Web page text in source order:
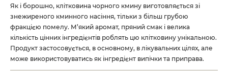
Як і борошно, клітковина чорного кмину виготовляється зі
знежиреного кминного насіння, тільки з більш грубою
фракцією помелу. М’який аромат, пряний смак і велика
кількість цінних інгредієнтів роблять цю клітковину унікальною.
Продукт застосовується, в основному, в лікувальних цілях, але
може використовуватись як інгредієнт випічки та приправа.